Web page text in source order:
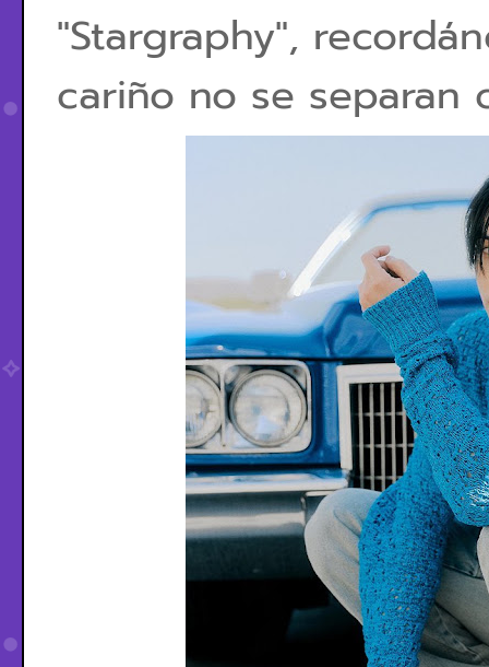
"Stargraphy",
cariño no se separan